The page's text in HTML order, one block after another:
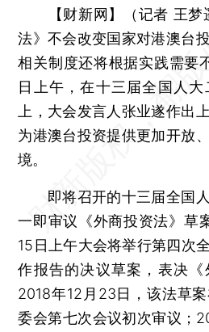
【财新网】（记者 王梦
法》不会改变国家对港澳台
相关制度还将根据实践需要
日上午，在十三届全国人
上，大会发言人张业遂作出
为港澳台投资提供更加开放
境。
即将召开的十三届全国人
一即审议《外商投资法》草
15日上午大会将举行第四次
作报告的决议草案，表决《
2018年12月23日，该法草
委会第七次会议初次审议；